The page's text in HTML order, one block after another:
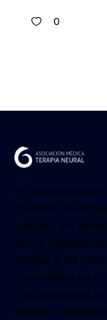
0
Es una
carácter
cultural, sin
con la finalidad
agrupar a los
interesados en el
y la práctica de la
Neural y